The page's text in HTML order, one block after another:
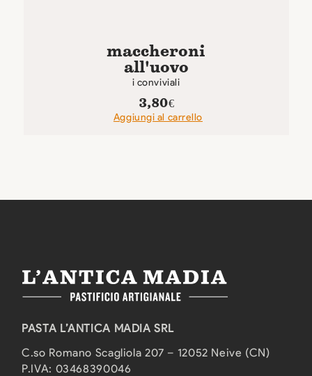
maccheroni
all'uovo
i conviviali
3,80€
Aggiungi al carrello
PASTA L’ANTICA MADIA SRL
C.so Romano Scagliola 207 – 12052 Neive (CN)
P.IVA: 03468390046